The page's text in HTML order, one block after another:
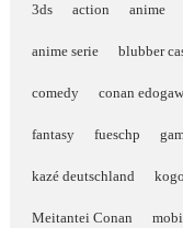
3ds action anime
anime serie blubber
comedy conan
fantasy fueschp
kazé deutschland
Meitantei Conan